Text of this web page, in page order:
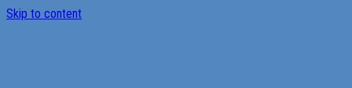
Skip to content